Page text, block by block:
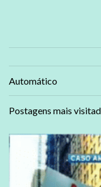
Automático
Postagens mais